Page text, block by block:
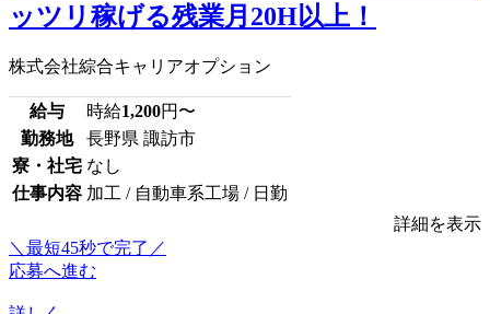
ッツリ稼げる残業月20H以上！
株式会社綜合キャリアオプション
給与 時給1,200円〜
勤務地
長野県 諏訪市
寮・社宅 なし
仕事内容 加工 / 自動車系工場 / 日勤
詳細を表示
＼最短45秒で完了／
応募へ進む